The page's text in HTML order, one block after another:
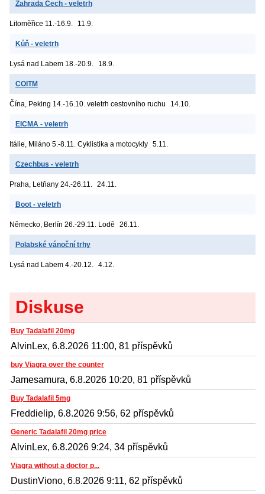
Zahrada Čech - veletrh
Litoměřice 11.-16.9. 11.9.
Kůň - veletrh
Lysá nad Labem 18.-20.9. 18.9.
COITM
Čína, Peking 14.-16.10. veletrh cestovního ruchu 14.10.
EICMA - veletrh
Itálie, Miláno 5.-8.11. Cyklistika a motocykly 5.11.
Czechbus - veletrh
Praha, Letňany 24.-26.11. 24.11.
Boot - veletrh
Německo, Berlín 26.-29.11. Lodě 26.11.
Polabské vánoční trhy
Lysá nad Labem 4.-20.12. 4.12.
Diskuse
Buy Tadalafil 20mg
AlvinLex, 6.8.2026 11:00, 81 příspěvků
buy Viagra over the counter
Jamesamura, 6.8.2026 10:20, 81 příspěvků
Buy Tadalafil 5mg
Freddielip, 6.8.2026 9:56, 62 příspěvků
Generic Tadalafil 20mg price
AlvinLex, 6.8.2026 9:24, 34 příspěvků
Viagra without a doctor p...
DustinViono, 6.8.2026 9:11, 62 příspěvků